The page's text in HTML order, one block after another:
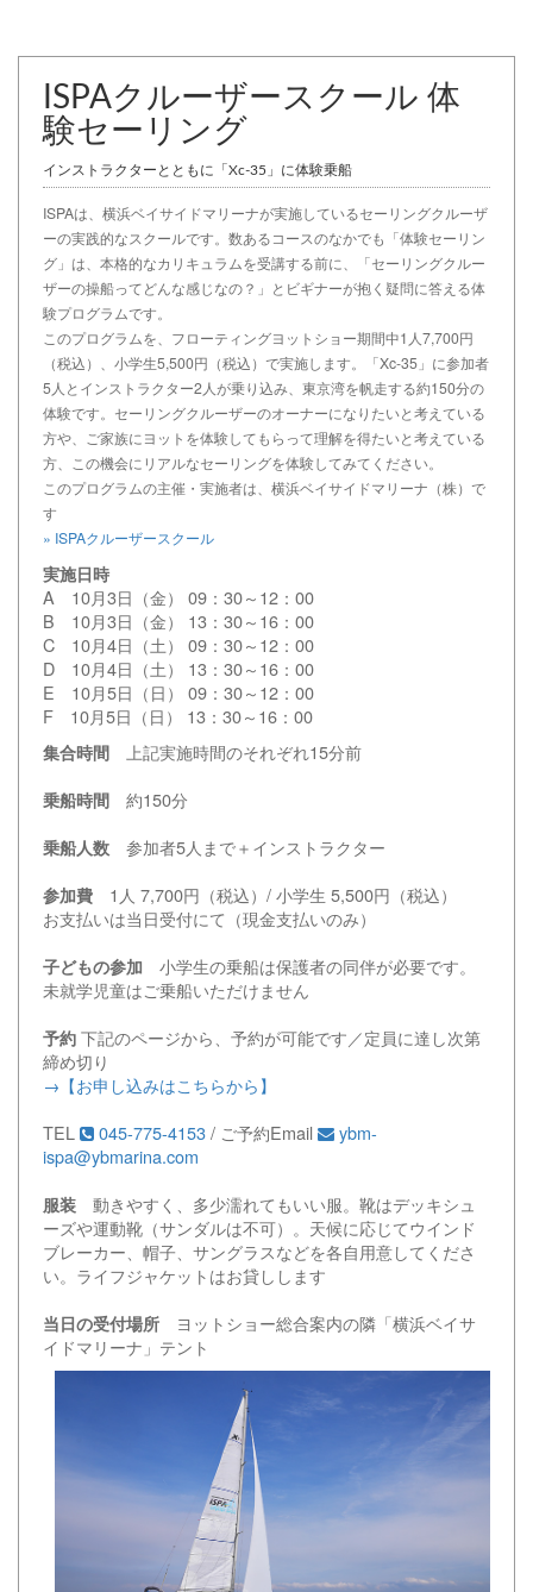
ISPAクルーザースクール 体
験セーリング
インストラクターとともに「Xc-35」に体験乗船
ISPAは、横浜ベイサイドマリーナが実施しているセーリングクルーザ
ーの実践的なスクールです。数あるコースのなかでも「体験セーリン
グ」は、本格的なカリキュラムを受講する前に、「セーリングクルー
ザーの操船ってどんな感じなの？」とビギナーが抱く疑問に答える体
験プログラムです。
このプログラムを、フローティングヨットショー期間中1人7,700円
（税込）、小学生5,500円（税込）で実施します。「Xc-35」に参加者
5人とインストラクター2人が乗り込み、東京湾を帆走する約150分の
体験です。セーリングクルーザーのオーナーになりたいと考えている
方や、ご家族にヨットを体験してもらって理解を得たいと考えている
方、この機会にリアルなセーリングを体験してみてください。
このプログラムの主催・実施者は、横浜ベイサイドマリーナ（株）で
す
» ISPAクルーザースクール
実施日時
A 10月3日（金） 09：30～12：00
B 10月3日（金） 13：30～16：00
C 10月4日（土） 09：30～12：00
D 10月4日（土） 13：30～16：00
E 10月5日（日） 09：30～12：00
F 10月5日（日） 13：30～16：00
集合時間 上記実施時間のそれぞれ15分前
乗船時間 約150分
乗船人数 参加者5人まで＋インストラクター
参加費 1人 7,700円（税込）/ 小学生 5,500円（税込）
お支払いは当日受付にて（現金支払いのみ）
子どもの参加 小学生の乗船は保護者の同伴が必要です。
未就学児童はご乗船いただけません
予約 下記のページから、予約が可能です／定員に達し次第
締め切り
→【お申し込みはこちらから】
TEL
045-775-4153/ ご予約Email
ybm-
ispa@ybmarina.com
服装 動きやすく、多少濡れてもいい服。靴はデッキシュ
ーズや運動靴（サンダルは不可）。天候に応じてウインド
ブレーカー、帽子、サングラスなどを各自用意してくださ
い。ライフジャケットはお貸しします
当日の受付場所 ヨットショー総合案内の隣「横浜ベイサ
イドマリーナ」テント